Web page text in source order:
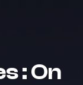
: On